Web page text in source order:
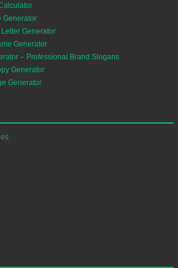
Generator
Generator
Generator
– Professional Brand Slogans
Generator
Generator